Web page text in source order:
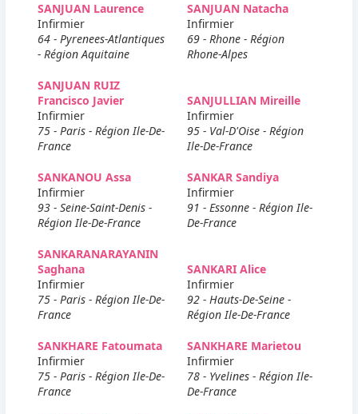
SANJUAN Laurence
Infirmier
64 - Pyrenees-Atlantiques
- Région Aquitaine
SANJUAN Natacha
Infirmier
69 - Rhone - Région
Rhone-Alpes
SANJUAN RUIZ
Francisco Javier
Infirmier
75 - Paris - Région Ile-De-
France
SANJULLIAN Mireille
Infirmier
95 - Val-D'Oise - Région
Ile-De-France
SANKANOU Assa
Infirmier
93 - Seine-Saint-Denis -
Région Ile-De-France
SANKAR Sandiya
Infirmier
91 - Essonne - Région Ile-
De-France
SANKARANARAYANIN
Saghana
Infirmier
75 - Paris - Région Ile-De-
France
SANKARI Alice
Infirmier
92 - Hauts-De-Seine -
Région Ile-De-France
SANKHARE Fatoumata
Infirmier
75 - Paris - Région Ile-De-
France
SANKHARE Marietou
Infirmier
78 - Yvelines - Région Ile-
De-France